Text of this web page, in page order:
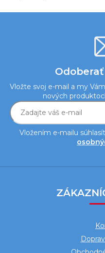
Vložte svoj e-mail a my
nových
Vložením e-mailu